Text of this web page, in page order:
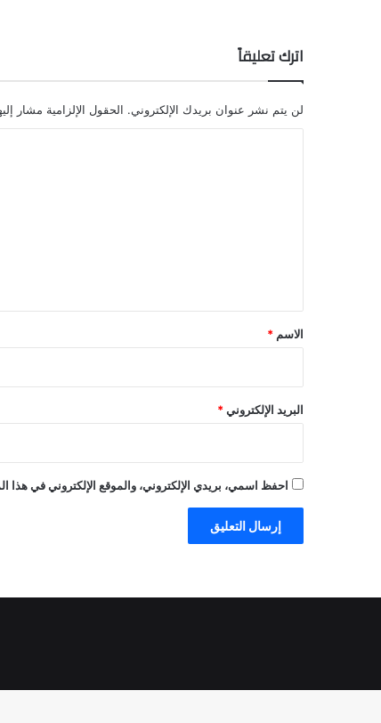
اترك تعليقاً
لن يتم نشر عنوان بريدك الإلكتروني. الحقول الإلزامية مشار
*
الاسم *
البريد الإلكتروني *
احفظ اسمي، بريدي الإلكتروني، والموقع الإلكتروني في هذا